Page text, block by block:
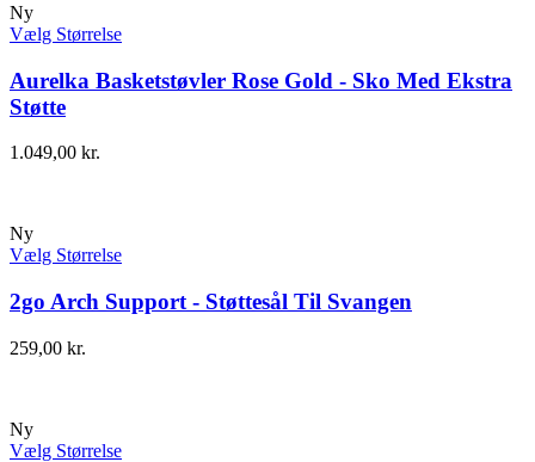
Ny
Vælg Størrelse
Aurelka Basketstøvler Rose Gold - Sko Med Ekstra
Støtte
1.049,00 kr.
Ny
Vælg Størrelse
2go Arch Support - Støttesål Til Svangen
259,00 kr.
Ny
Vælg Størrelse